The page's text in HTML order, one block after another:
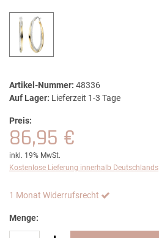
Artikel-Nummer: 48336
Auf Lager: Lieferzeit 1-3 Tage
Preis:
86,95 €
inkl. 19% MwSt.
Kostenlose Lieferung innerhalb Deutschlands
1 Monat Widerrufsrecht
Menge: